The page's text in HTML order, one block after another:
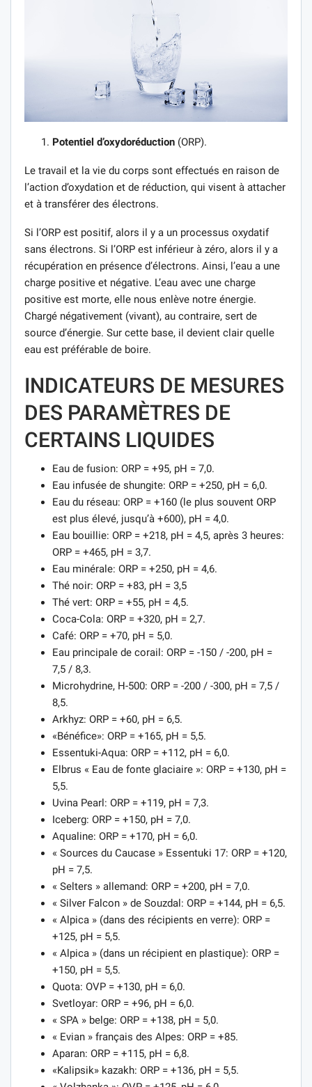
Potentiel d’oxydoréduction (ORP).
Le travail et la vie du corps sont effectués en raison de
l’action d’oxydation et de réduction, qui visent à attacher
et à transférer des électrons.
Si l’ORP est positif, alors il y a un processus oxydatif
sans électrons. Si l’ORP est inférieur à zéro, alors il y a
récupération en présence d’électrons. Ainsi, l’eau a une
charge positive et négative. L’eau avec une charge
positive est morte, elle nous enlève notre énergie.
Chargé négativement (vivant), au contraire, sert de
source d’énergie. Sur cette base, il devient clair quelle
eau est préférable de boire.
INDICATEURS DE MESURES
DES PARAMÈTRES DE
CERTAINS LIQUIDES
Eau de fusion: ORP = +95, pH = 7,0.
Eau infusée de shungite: ORP = +250, pH = 6,0.
Eau du réseau: ORP = +160 (le plus souvent ORP
est plus élevé, jusqu’à +600), pH = 4,0.
Eau bouillie: ORP = +218, pH = 4,5, après 3 heures:
ORP = +465, pH = 3,7.
Eau minérale: ORP = +250, pH = 4,6.
Thé noir: ORP = +83, pH = 3,5
Thé vert: ORP = +55, pH = 4,5.
Coca-Cola: ORP = +320, pH = 2,7.
Café: ORP = +70, pH = 5,0.
Eau principale de corail: ORP = -150 / -200, pH =
7,5 / 8,3.
Microhydrine, H-500: ORP = -200 / -300, pH = 7,5 /
8,5.
Arkhyz: ORP = +60, pH = 6,5.
«Bénéfice»: ORP = +165, pH = 5,5.
Essentuki-Aqua: ORP = +112, pH = 6,0.
Elbrus « Eau de fonte glaciaire »: ORP = +130, pH =
5,5.
Uvina Pearl: ORP = +119, pH = 7,3.
Iceberg: ORP = +150, pH = 7,0.
Aqualine: ORP = +170, pH = 6,0.
« Sources du Caucase » Essentuki 17: ORP = +120,
pH = 7,5.
« Selters » allemand: ORP = +200, pH = 7,0.
« Silver Falcon » de Souzdal: ORP = +144, pH = 6,5.
« Alpica » (dans des récipients en verre): ORP =
+125, pH = 5,5.
« Alpica » (dans un récipient en plastique): ORP =
+150, pH = 5,5.
Quota: OVP = +130, pH = 6,0.
Svetloyar: ORP = +96, pH = 6,0.
« SPA » belge: ORP = +138, pH = 5,0.
« Evian » français des Alpes: ORP = +85.
Aparan: ORP = +115, pH = 6,8.
«Kalipsik» kazakh: ORP = +136, pH = 5,5.